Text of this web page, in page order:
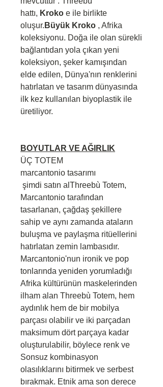
hattı, Kroko e ile birlikte
oluşur. Büyük Kroko , Afrika
koleksiyonu. Doğa ile olan sürekli
bağlantıdan yola çıkan yeni
koleksiyon, şeker kamışından
elde edilen, Dünya'nın renklerini
hatırlatan ve tasarım dünyasında
ilk kez kullanılan biyoplastik ile
üretiliyor.
BOYUTLAR VE AĞIRLIK
ÜÇ TOTEM
marcantonio tasarımı
şimdi satın alThreebù Totem,
Marcantonio tarafından
tasarlanan, çağdaş şekillere
sahip ve aynı zamanda ataların
buluşma ve paylaşma ritüellerini
hatırlatan zemin lambasıdır.
Marcantonio'nun ironik ve pop
tonlarında yeniden yorumladığı
Afrika kültürünün maskelerinden
ilham alan Threebù Totem, hem
aydınlık hem de bir mobilya
parçası olabilir ve iki parçadan
maksimum dört parçaya kadar
oluşturulabilir, böylece renk ve
Sonsuz kombinasyon
olasılıklarını bitirmek ve serbest
bırakmak. Etnik ama son derece